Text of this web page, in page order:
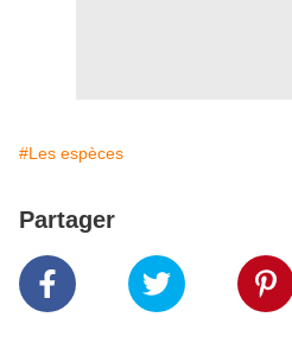
#Les espèces
Partager